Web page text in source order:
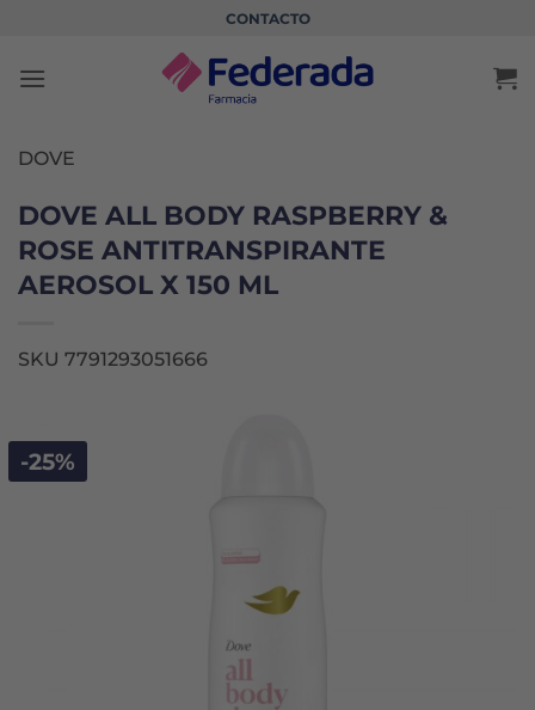
contenido
CONTACTO
DOVE
DOVE ALL BODY RASPBERRY &
ROSE ANTITRANSPIRANTE
AEROSOL X 150 ML
SKU 7791293051666
-25%